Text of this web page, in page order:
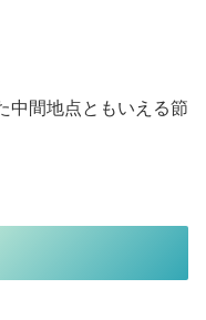
中間地点ともいえる節